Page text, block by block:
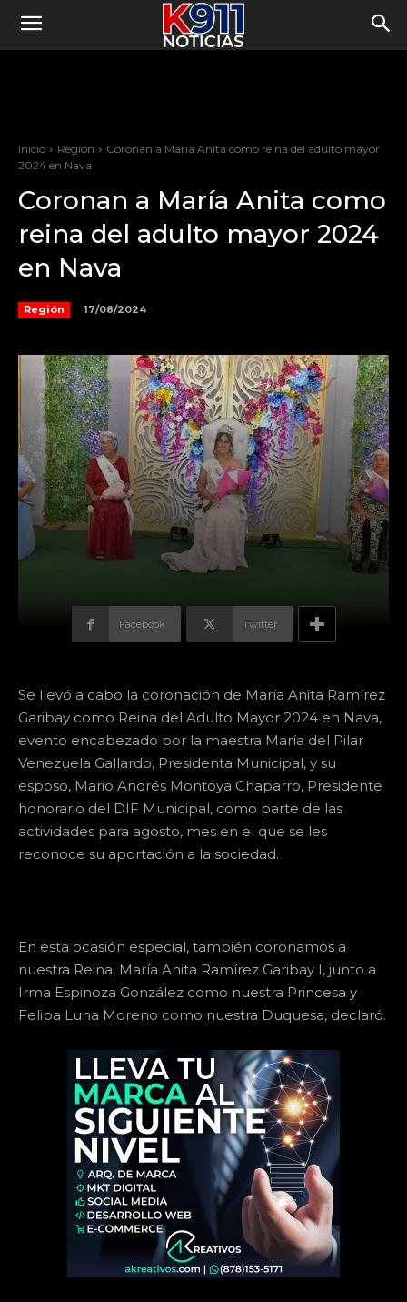
Inicio Región
Coronan a María Anita como reina del adulto mayor
2024 en Nava
Coronan a María Anita como
reina del adulto mayor 2024
en Nava
Región 17/08/2024
Facebook Twitter
Se llevó a cabo la coronación de María Anita Ramírez
Garibay como Reina del Adulto Mayor 2024 en Nava,
evento encabezado por la maestra María del Pilar
Venezuela Gallardo, Presidenta Municipal, y su
esposo, Mario Andrés Montoya Chaparro, Presidente
honorario del DIF Municipal, como parte de las
actividades para agosto, mes en el que se les
reconoce su aportación a la sociedad.
En esta ocasión especial, también coronamos a
nuestra Reina, María Anita Ramírez Garibay I, junto a
Irma Espinoza González como nuestra Princesa y
Felipa Luna Moreno como nuestra Duquesa, declaró.